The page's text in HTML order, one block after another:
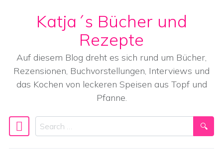
Skip to content
Katja´s Bücher und
Rezepte
Auf diesem Blog dreht es sich rund um Bücher,
Rezensionen, Buchvorstellungen, Interviews und
das Kochen von leckeren Speisen aus Topf und
Pfanne.
Main Navigation
Search